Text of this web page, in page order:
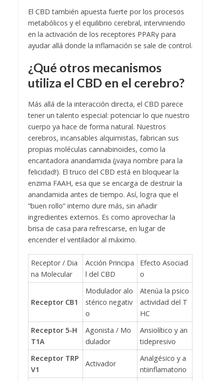
El CBD también apuesta fuerte por los procesos
metabólicos y el equilibrio cerebral, interviniendo
en la activación de los receptores PPARγ para
ayudar allá donde la inflamación se sale de control.
¿Qué otros mecanismos
utiliza el CBD en el cerebro?
Más allá de la interacción directa, el CBD parece
tener un talento especial: potenciar lo que nuestro
cuerpo ya hace de forma natural. Nuestros
cerebros, incansables alquimistas, fabrican sus
propias moléculas cannabinoides, como la
encantadora anandamida (¡vaya nombre para la
felicidad!). El truco del CBD está en bloquear la
enzima FAAH, esa que se encarga de destruir la
anandamida antes de tiempo. Así, logra que el
“buen rollo” interno dure más, sin añadir
ingredientes externos. Es como aprovechar la
brisa de casa para refrescarse, en lugar de
encender el ventilador al máximo.
Receptor / Dia
na Molecular
Acción Principa
l del CBD
Efecto Asociad
o
Receptor CB1
Modulador alo
stérico negativ
o
Atenúa la psico
actividad del T
HC
Receptor 5-H
T1A
Agonista / Mo
dulador
Ansiolítico y an
tidepresivo
Receptor TRP
V1
Activador
Analgésico y a
ntiinflamatorio